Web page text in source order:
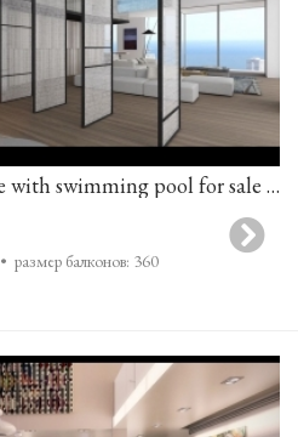
A prestigious penthouse with swimming pool for sale in Rothschild Boulevard, Tel-Aviv
• размер балконов: 360